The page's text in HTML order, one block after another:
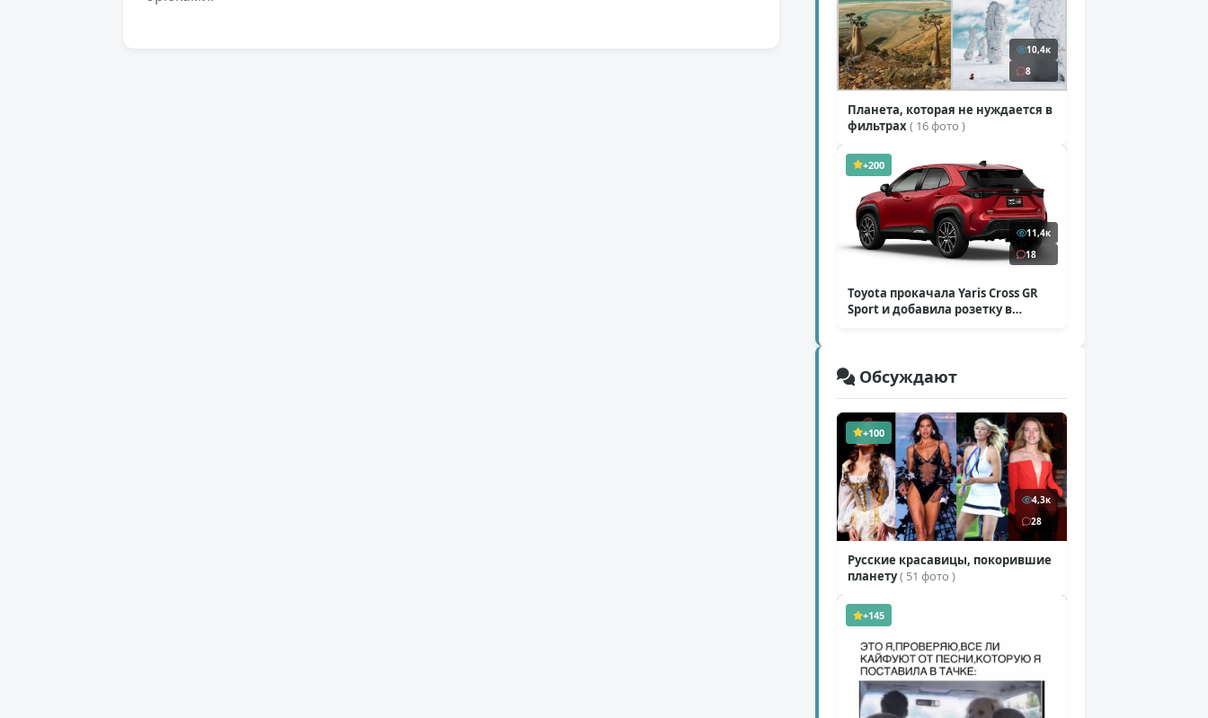
10,4к
8
Планета, которая не нуждается в
фильтрах( 16 фото )
+200
11,4к
18
Toyota прокачала Yaris Cross GR
Sport и добавила розетку в
Обсуждают
+100
4,3к
28
Русские красавицы, покорившие
планету( 51 фото )
+145